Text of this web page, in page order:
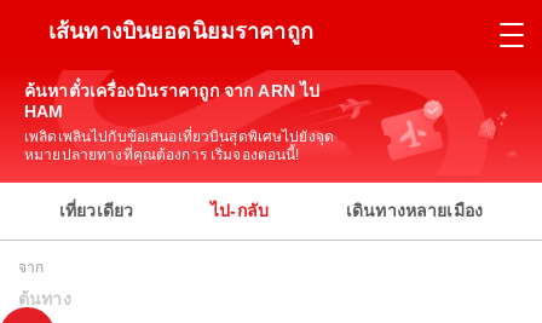
เส้นทางบินยอดนิยมราคาถูก
ค้นหาตั๋วเครื่องบินราคาถูก จาก ARN ไป
HAM
เพลิดเพลินไปกับข้อเสนอเที่ยวบินสุดพิเศษไปยังจุด
หมายปลายทางที่คุณต้องการ เริ่มจองตอนนี้!
เที่ยวเดียว ไป-กลับ เดินทางหลายเมือง
จาก
ต้นทาง